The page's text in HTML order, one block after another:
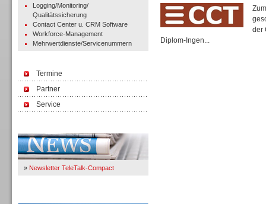
Logging/Monitoring/
Qualitätssicherung
Contact Center u. CRM Software
Workforce-Management
Mehrwertdienste/Servicenummern
Termine
Partner
Service
» Newsletter TeleTalk-Compact
der
Diplom-Ingen...